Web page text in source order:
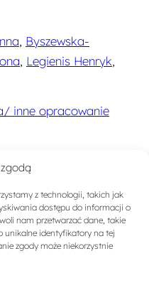
z technologii, takich jak
dostępu do informacji o
nam przetwarzać dane, takie
unikalne identyfikatory na tej
zgody może niekorzystnie
, Byszewska-
, Legienis Henryk,
inne opracowanie